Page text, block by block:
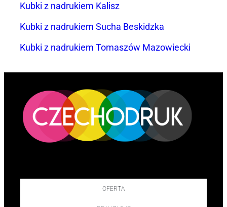
Kubki z nadrukiem Kalisz
Kubki z nadrukiem Sucha Beskidzka
Kubki z nadrukiem Tomaszów Mazowiecki
OFERTA